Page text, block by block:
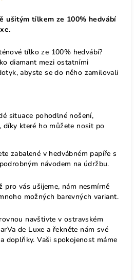
ušitým tílkem ze 100% hedvábí
tílko ze 100% hedvábí?
diamant mezi ostatními
abyste se do něho zamilovali
situace pohodlné nošení,
díky které ho můžete nosit po
zabalené v hedvábném papíře s
návodem na údržbu.
pro vás ušijeme, nám nesmírně
možných barevných variant.
navštivte v ostravském
de Luxe a řekněte nám své
doplňky. Vaši spokojenost máme